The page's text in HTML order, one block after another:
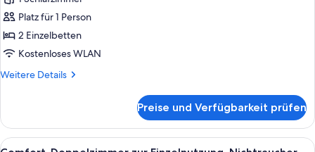
Zweibettzimmer,
Nichtraucher,
Blick
auf
den
Platz für 1 Person
2 Einzelbetten
Kostenloses WLAN
Weitere Details
Weitere
Zweibettzimmer,
Nichtraucher,
Preise und Verfügbarkeit prüfen
Alle
Ein Hotelzimmer mit einem großen